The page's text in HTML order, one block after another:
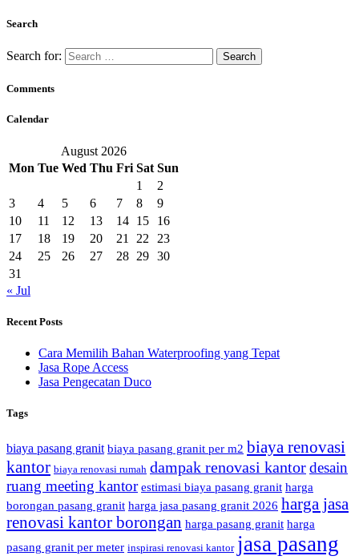
Search
Search for:
Comments
Calendar
August 2026
Mon Tue Wed Thu Fri Sat Sun
1
2
3
4 5 6 7 8
9
10
11 12 13 14 15
16
17
18 19 20 21 22
23
24
25 26 27 28 29 30
31
« Jul
Recent Posts
Cara Memilih Bahan Waterproofing yang Tepat
Jasa Rope Access
Jasa Pengecatan Duco
Tags
biaya pasang granit biaya pasang granit per m2 biaya renovasi
kantor biaya renovasi rumah dampak renovasi kantordesain
ruang meeting kantor estimasi biaya pasang granit harga
borongan pasang granit harga jasa pasang granit 2026 harga jasa
renovasi kantor borongan harga pasang granit harga
pasang granit per meter inspirasi renovasi kantor jasa pasang